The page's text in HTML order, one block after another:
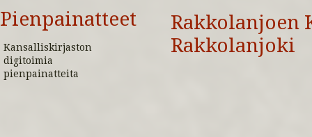
Pienpainatteet
Kansalliskirjaston
digitoimia
pienpainatteita
Rakkolanjoen
Rakkolanjoki